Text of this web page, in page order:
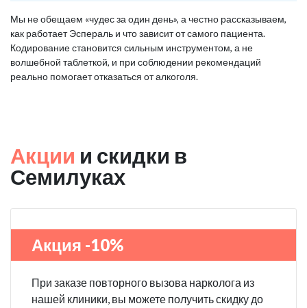
Мы не обещаем «чудес за один день», а честно рассказываем,
как работает Эспераль и что зависит от самого пациента.
Кодирование становится сильным инструментом, а не
волшебной таблеткой, и при соблюдении рекомендаций
реально помогает отказаться от алкоголя.
Акции и скидки в
Семилуках
Акция -10%
При заказе повторного вызова нарколога из
нашей клиники, вы можете получить скидку до